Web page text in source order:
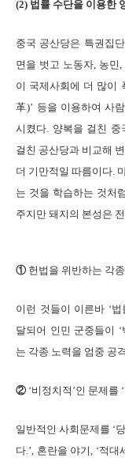
(2) 법률 수단을 이용한
중국 공산당은 특권집
면을 벗고 노동자, 농민
이 국제사회에 더 많이
革)’ 등을 이용하여 사
시켰다. 양복을 걸친
걸친 공산당과 비교해
더 기만적일 따름이다.
는 것을 학습하는 것처
주지만 돼지의 본성은
① 헌법을 위반하는 각
이런 것들이 이른바 ‘
달되어 인민 군중들이
는 각종 노력을 엄중 공
② ‘비정치적’인 문제를
일반적인 사회문제를 ‘
다.’, 혼란을 야기, ‘적